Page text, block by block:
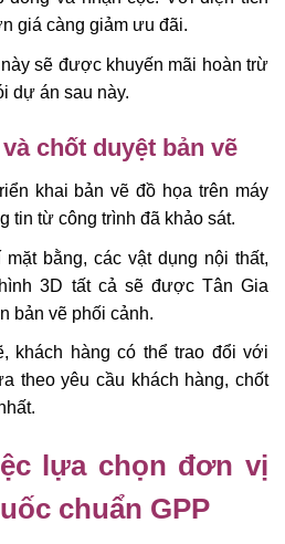
giá càng giảm ưu đãi.
sẽ được khuyến mãi hoàn trừ
dự án sau này.
chốt duyệt bản vẽ
khai bản vẽ đồ họa trên máy
tin từ công trình đã khảo sát.
bằng, các vật dụng nội thất,
3D tất cả sẽ được Tân Gia
bản vẽ phối cảnh.
khách hàng có thể trao đổi với
theo yêu cầu khách hàng, chốt
lựa chọn đơn vị
chuẩn GPP